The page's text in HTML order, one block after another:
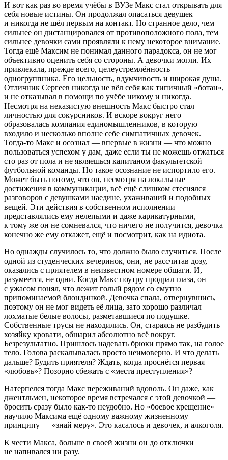
И вот как раз во время учёбы в ВУЗе Макс стал открывать для
себя новые истины. Он продолжал опасаться девушек
и никогда не шёл первым на контакт. Но странное дело, чем
сильнее он дистанцировался от противоположного пола, тем
сильнее девочки сами проявляли к нему некоторое внимание.
Тогда ещё Максим не понимал данного парадокса, он не мог
объективно оценить себя со стороны. А девочки могли. Их
привлекала, прежде всего, целеустремлённость
одногруппника. Его цельность, вдумчивость и широкая душа.
Отличник Сергеев никогда не вёл себя как типичный «ботан»,
и не отказывал в помощи по учёбе никому и никогда.
Несмотря на неказистую внешность Макс быстро стал
личностью для сокурсников. И вскоре вокруг него
образовалась компания единомышленников, в которую
входило и несколько вполне себе симпатичных девочек.
Тогда-то Макс и осознал — впервые в жизни — что можно
пользоваться успехом у дам, даже если ты не можешь отжаться
сто раз от пола и не являешься капитаном факультетской
футбольной команды. Но такое осознание не испортило его.
Может быть потому, что он, несмотря на локальные
достижения в коммуникации, всё ещё слишком стеснялся
разговоров с девушками наедине, ухаживаний и подобных
вещей. Эти действия в собственном исполнении
представлялись ему нелепыми и даже карикатурными,
к тому же он не сомневался, что ничего не получится, девочка
конечно же ему откажет, ещё и посмотрит, как на идиота.
Но однажды случилось то, что должно было случиться. После
одной из студенческих вечеринок, они, не рассчитав дозу,
оказались с приятелем в неизвестном номере общаги. И,
разумеется, не одни. Когда Макс поутру продрал глаза, он
с ужасом понял, что лежит голый рядом со смутно
припоминаемой блондинкой. Девочка спала, отвернувшись,
поэтому он не мог видеть её лица, зато хорошо различал
лохматые белые волосы, разметавшиеся по подушке.
Собственные трусы не находились. Он, стараясь не разбудить
хозяйку кровати, обшарил абсолютно всё вокруг.
Безрезультатно. Пришлось надевать брюки прямо так, на голое
тело. Голова раскалывалась просто неимоверно. И что делать
дальше? Будить приятеля? Ждать, когда проснётся первая
«любовь»? Позорно сбежать с «места преступления»?
Натерпелся тогда Макс переживаний вдоволь. Он даже, как
джентльмен, некоторое время встречался с этой девочкой —
бросить сразу было как-то неудобно. Но «боевое крещение»
научило Максима ещё одному важному жизненному
принципу — «знай меру». Это касалось и девочек, и алкоголя.
К чести Макса, больше в своей жизни он до отключки
не напивался ни разу.